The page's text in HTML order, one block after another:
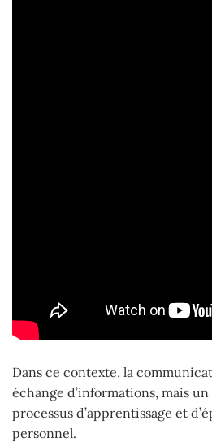
Dans ce contexte, la
échange d’informations, mais
processus d’apprentissage et
personnel.